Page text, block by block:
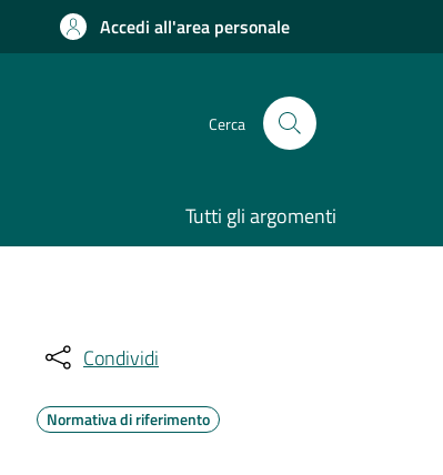
Accedi all'area personale
Cerca
Tutti gli argomenti
Condividi
Normativa di riferimento